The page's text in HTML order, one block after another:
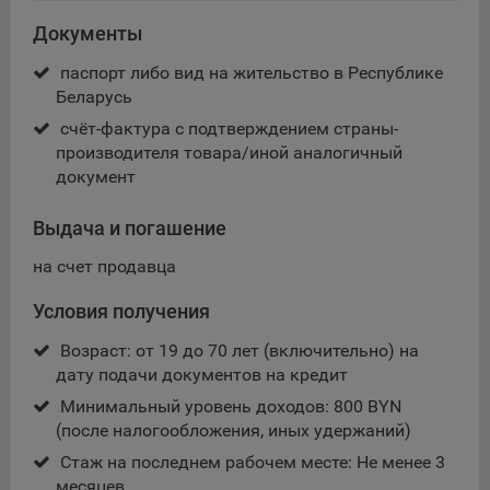
файлов cookie:
обрабатываемые на сайте файлы cookie. При этом
корректная работа сайта возможна только в случае
использования необходимых файлов cookie. В случае их
отключения может потребоваться совершать повторный
выбор предпочтений куки, языковой версии сайта, а
версии страниц.
персональных данных могут принять или отклонить сбор
браузера.
5.1. Обеспечение удобства пользователей сайтов;
5.2. Повышение качества функционирования сайтов, в том
числе корректность их работы;
5.3. Сбор аналитической информации в обобщенном виде
Документы
паспорт либо вид на жительство в Республике
Беларусь
счёт-фактура с подтверждением страны-
производителя товара/иной аналогичный
документ
Выдача и погашение
на счет продавца
Условия получения
Возраст: от 19 до 70 лет (включительно) на
дату подачи документов на кредит
Минимальный уровень доходов: 800 BYN
(после налогообложения, иных удержаний)
Стаж на последнем рабочем месте: Не менее 3